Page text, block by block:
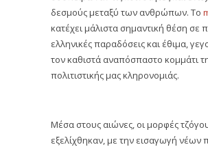
δεσμούς μεταξύ των ανθρώπων. Το
κατέχει μάλιστα σημαντική θέση σε
ελληνικές παραδόσεις και έθιμα,
τον καθιστά αναπόσπαστο κομμάτι
πολιτιστικής μας κληρονομιάς.
Μέσα στους αιώνες, οι μορφές
εξελίχθηκαν, με την εισαγωγή νέων